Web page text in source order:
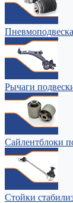
Пневмоподвеска
Рычаги
Сайлентблоки
Стойки